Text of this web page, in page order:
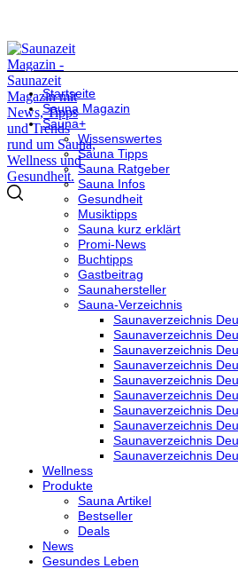
Startseite
Sauna Magazin
Sauna+
Wissenswertes
Sauna Tipps
Sauna Ratgeber
Sauna Infos
Gesundheit
Musiktipps
Sauna kurz erklärt
Promi-News
Buchtipps
Gastbeitrag
Saunahersteller
Sauna-Verzeichnis
Saunaverzeichnis
Saunaverzeichnis
Saunaverzeichnis
Saunaverzeichnis
Saunaverzeichnis
Saunaverzeichnis
Saunaverzeichnis
Saunaverzeichnis
Saunaverzeichnis
Saunaverzeichnis
Wellness
Produkte
Sauna Artikel
Bestseller
Deals
News
Gesundes Leben